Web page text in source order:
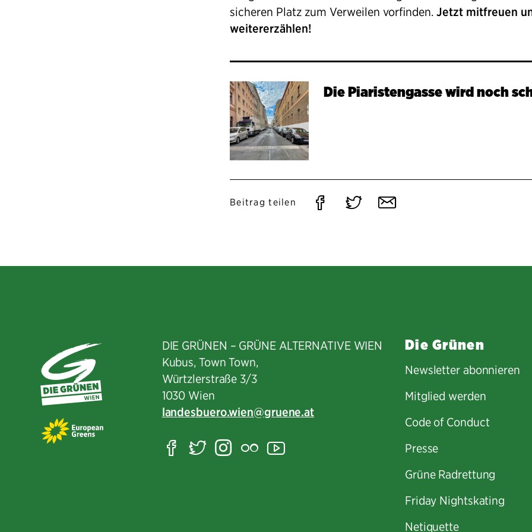
sicheren Platz zum Verweilen vorfinden. Jetzt mitfreuen
weitererzählen!
Die Piaristengasse wird noch
Beitrag teilen
Auf Auf Per
DIE GRÜNEN – GRÜNE ALTERNATIVE WIEN
Kubus, Town Town,
Würtzlerstraße 3/3​
1030 Wien
landesbuero.wien
gruene.at
Facebook
TwitterInstagram
FlickrYouTube
Die Grünen
Newsletter abonnieren
Mitglied werden
Code of Conduct
Presse
Grüne Radrettung
Friday Nightskating
Netiquette